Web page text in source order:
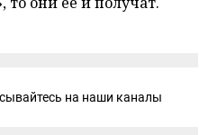
на наши каналы